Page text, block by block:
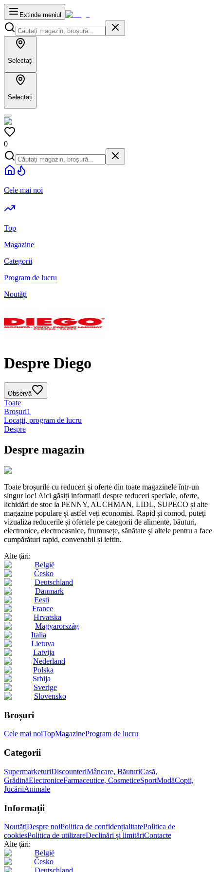
Extinde meniul
Selectați
Selectați
0
Cele mai noi
Top
Magazine
Categorii
Program de lucru
Noutăți
Despre Diego
Observă
Toate
Broșuri1
Locații, program de lucru
Despre
Despre magazin
Toate broșurile cu reduceri și oferte din toate magazinele într-un
singur loc! Aici găsiți informații despre reduceri speciale, oferte,
lichidări de stoc la PENNY, AUCHMAN, LIDL, SUPECO și alte
magazine populare și astfel veți economisi. Rapid și comod, puteți
vizualiza reducerile și ofertele pe categorii de alimente, băuturi,
electronice, electrocasnice, frumusețe, sănătate și altele pentru a face
cumpărături rapid, convenabil și ieftin.
Alte țări:
België
Česko
Deutschland
Danmark
Eesti
France
Hrvatska
Magyarország
Italia
Lietuva
Latvija
Nederland
Polska
Srbija
Sverige
Slovensko
Broșuri
Cele mai noiTopMagazineProgram de lucru
Categorii
SupermarketuriDiscounteriMâncare, BăuturiCasă,
GrădinăElectroniceFarmaceutice, CosmeticeSportModăCopii,
JucăriiAnimale
Informații
NoutățiDespre noiPolitica de confidențialitatePolitica de
cookiesPolitica de utilizareDeclinări și limităriContacte
Alte țări:
België
Česko